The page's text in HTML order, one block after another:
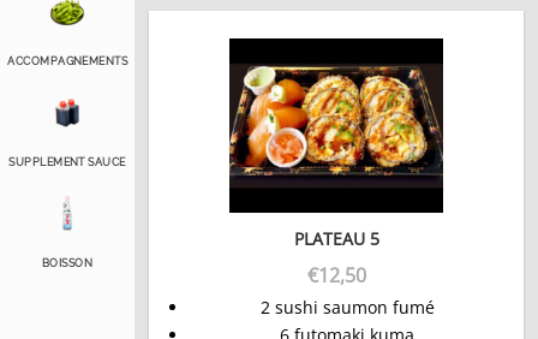
ACCOMPAGNEMENTS
SUPPLEMENT SAUCE
BOISSON
PLATEAU 5
€12,50
2 sushi saumon fumé